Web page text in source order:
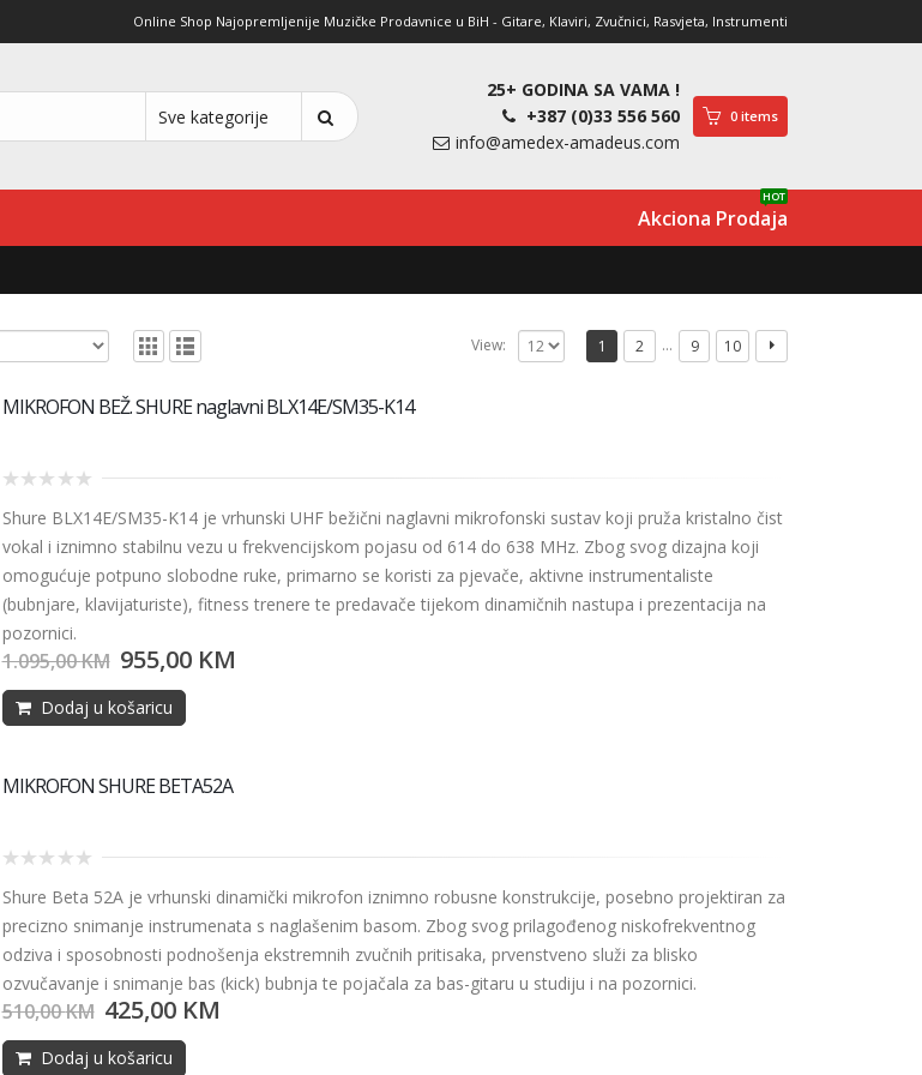
Online Shop Najopremljenije Muzičke Prodavnice u BiH - Gitare, Klaviri, Zvučnici, Rasvjeta, Instrumenti
25+ GODINA SA VAMA !
+387 (0)33 556 560
info@amedex-amadeus.com
0 items
Akciona Prodaja
HOT
View: 1 2 … 9 10
MIKROFON BEŽ. SHURE naglavni BLX14E/SM35-K14
out
5
Shure BLX14E/SM35-K14je vrhunski UHF bežični naglavni mikrofonski sustav koji pruža kristalno čist
vokal i iznimno stabilnu vezu u frekvencijskom pojasu od 614 do 638 MHz. Zbog svog dizajna koji
omogućuje potpuno slobodne ruke, primarno se koristi za pjevače, aktivne instrumentaliste
(bubnjare, klavijaturiste), fitness trenere te predavače tijekom dinamičnih nastupa i prezentacija na
pozornici.
1.095,00KM 955,00 KM
Dodaj u košaricu
MIKROFON SHURE BETA52A
out
5
Shure Beta 52Aje vrhunski dinamički mikrofon iznimno robusne konstrukcije, posebno projektiran za
precizno snimanje instrumenata s naglašenim basom. Zbog svog prilagođenog niskofrekventnog
odziva i sposobnosti podnošenja ekstremnih zvučnih pritisaka, prvenstveno služi za blisko
ozvučavanje i snimanje bas (kick) bubnja te pojačala za bas-gitaru u studiju i na pozornici.
510,00KM 425,00 KM
Dodaj u košaricu